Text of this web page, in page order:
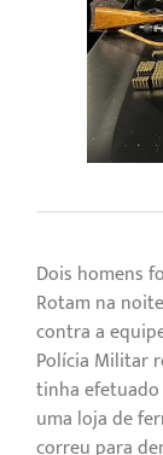
Dois homens
Rotam na
contra a
Polícia Militar
tinha efetuado
uma loja de